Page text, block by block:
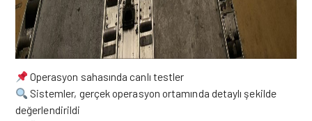
Operasyon sahasında canlı testler
Sistemler, gerçek operasyon ortamında detaylı şekilde
değerlendirildi